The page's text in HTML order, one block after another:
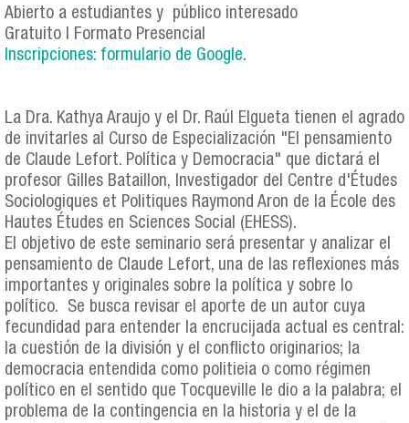
Abierto a estudiantes y público interesado
Gratuito | Formato Presencial
Inscripciones: formulario de Google.
La Dra. Kathya Araujo y el Dr. Raúl Elgueta tienen el agrado
de invitarles al Curso de Especialización "El pensamiento
de Claude Lefort. Política y Democracia" que dictará el
profesor Gilles Bataillon, Investigador del Centre d'Études
Sociologiques et Politiques Raymond Aron de la École des
Hautes Études en Sciences Social (EHESS).
El objetivo de este seminario será presentar y analizar el
pensamiento de Claude Lefort, una de las reflexiones más
importantes y originales sobre la política y sobre lo
político. Se busca revisar el aporte de un autor cuya
fecundidad para entender la encrucijada actual es central:
la cuestión de la división y el conflicto originarios; la
democracia entendida como politieia o como régimen
político en el sentido que Tocqueville le dio a la palabra; el
problema de la contingencia en la historia y el de la